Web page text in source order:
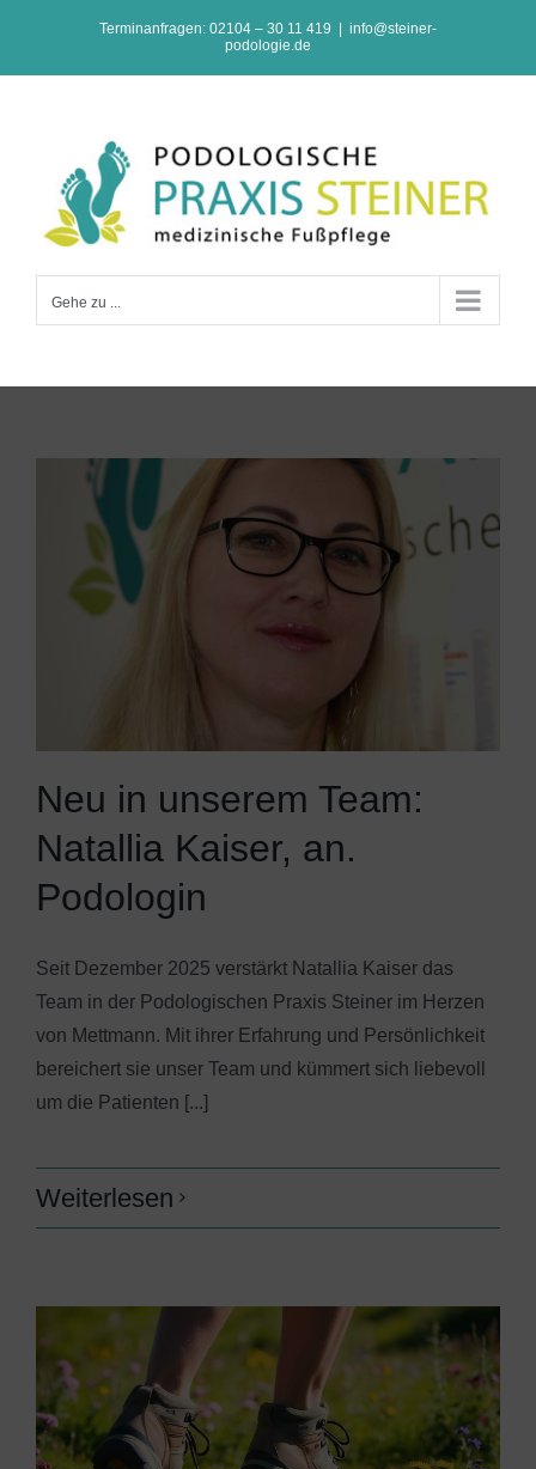
springen
Terminanfragen: 02104 – 30 11 419
info@steiner-
podologie.de
Gehe zu ...
Neu in unserem Team:
Natallia Kaiser, an.
Podologin
Seit Dezember 2025 verstärkt Natallia Kaiser das
Team in der Podologischen Praxis Steiner im Herzen
von Mettmann. Mit ihrer Erfahrung und Persönlichkeit
bereichert sie unser Team und kümmert sich liebevoll
um die Patienten [...]
Weiterlesen